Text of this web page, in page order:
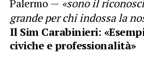
Palermo — «sono il
grande per chi indossa la
Il Sim Carabinieri:
civiche e professionalità»